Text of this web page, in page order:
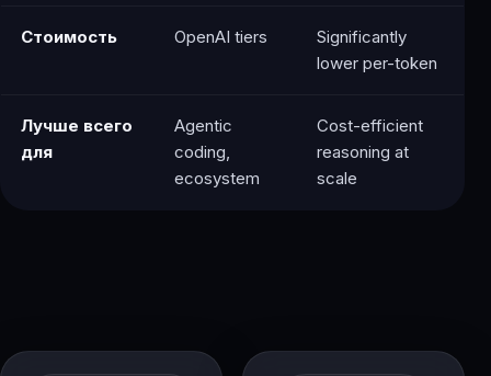
Стоимость OpenAI tiers
Significantly
lower per-token
Лучше всего
для
Agentic
coding,
ecosystem
Cost-efficient
reasoning at
scale